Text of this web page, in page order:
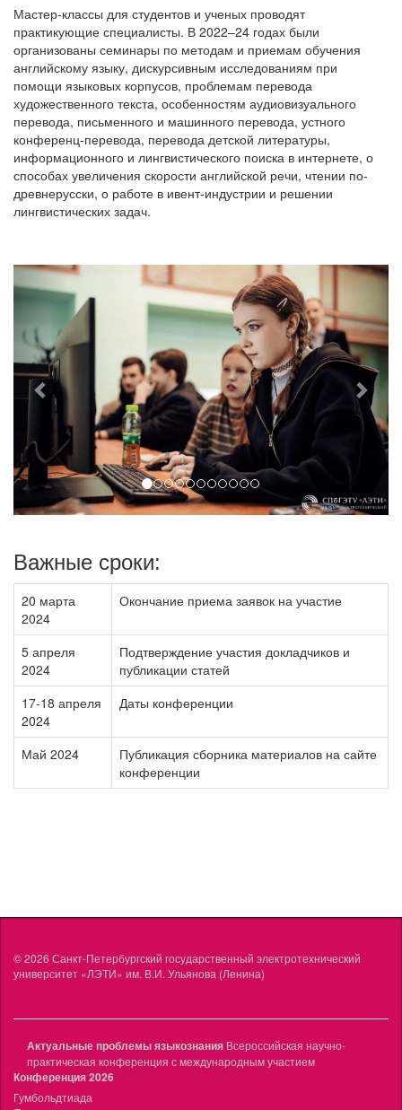
Мастер-классы для студентов и ученых проводят
практикующие специалисты. В 2022–24 годах были
организованы семинары по методам и приемам обучения
английскому языку, дискурсивным исследованиям при
помощи языковых корпусов, проблемам перевода
художественного текста, особенностям аудиовизуального
перевода, письменного и машинного перевода, устного
конференц-перевода, перевода детской литературы,
информационного и лингвистического поиска в интернете, о
способах увеличения скорости английской речи, чтении по-
древнерусски, о работе в ивент-индустрии и решении
лингвистических задач.
Важные сроки:
20 марта
2024
Окончание приема заявок на участие
5 апреля
2024
Подтверждение участия докладчиков и
публикации статей
17-18 апреля
2024
Даты конференции
Май 2024
Публикация сборника материалов на сайте
конференции
© 2026 Санкт-Петербургский государственный электротехнический
университет «ЛЭТИ» им. В.И. Ульянова (Ленина)
Актуальные проблемы языкознания Всероссийская научно-
практическая конференция с международным участием
Конференция 2026
Гумбольдтиада